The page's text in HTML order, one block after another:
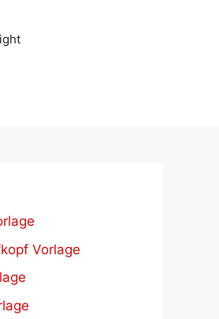
Vorlage